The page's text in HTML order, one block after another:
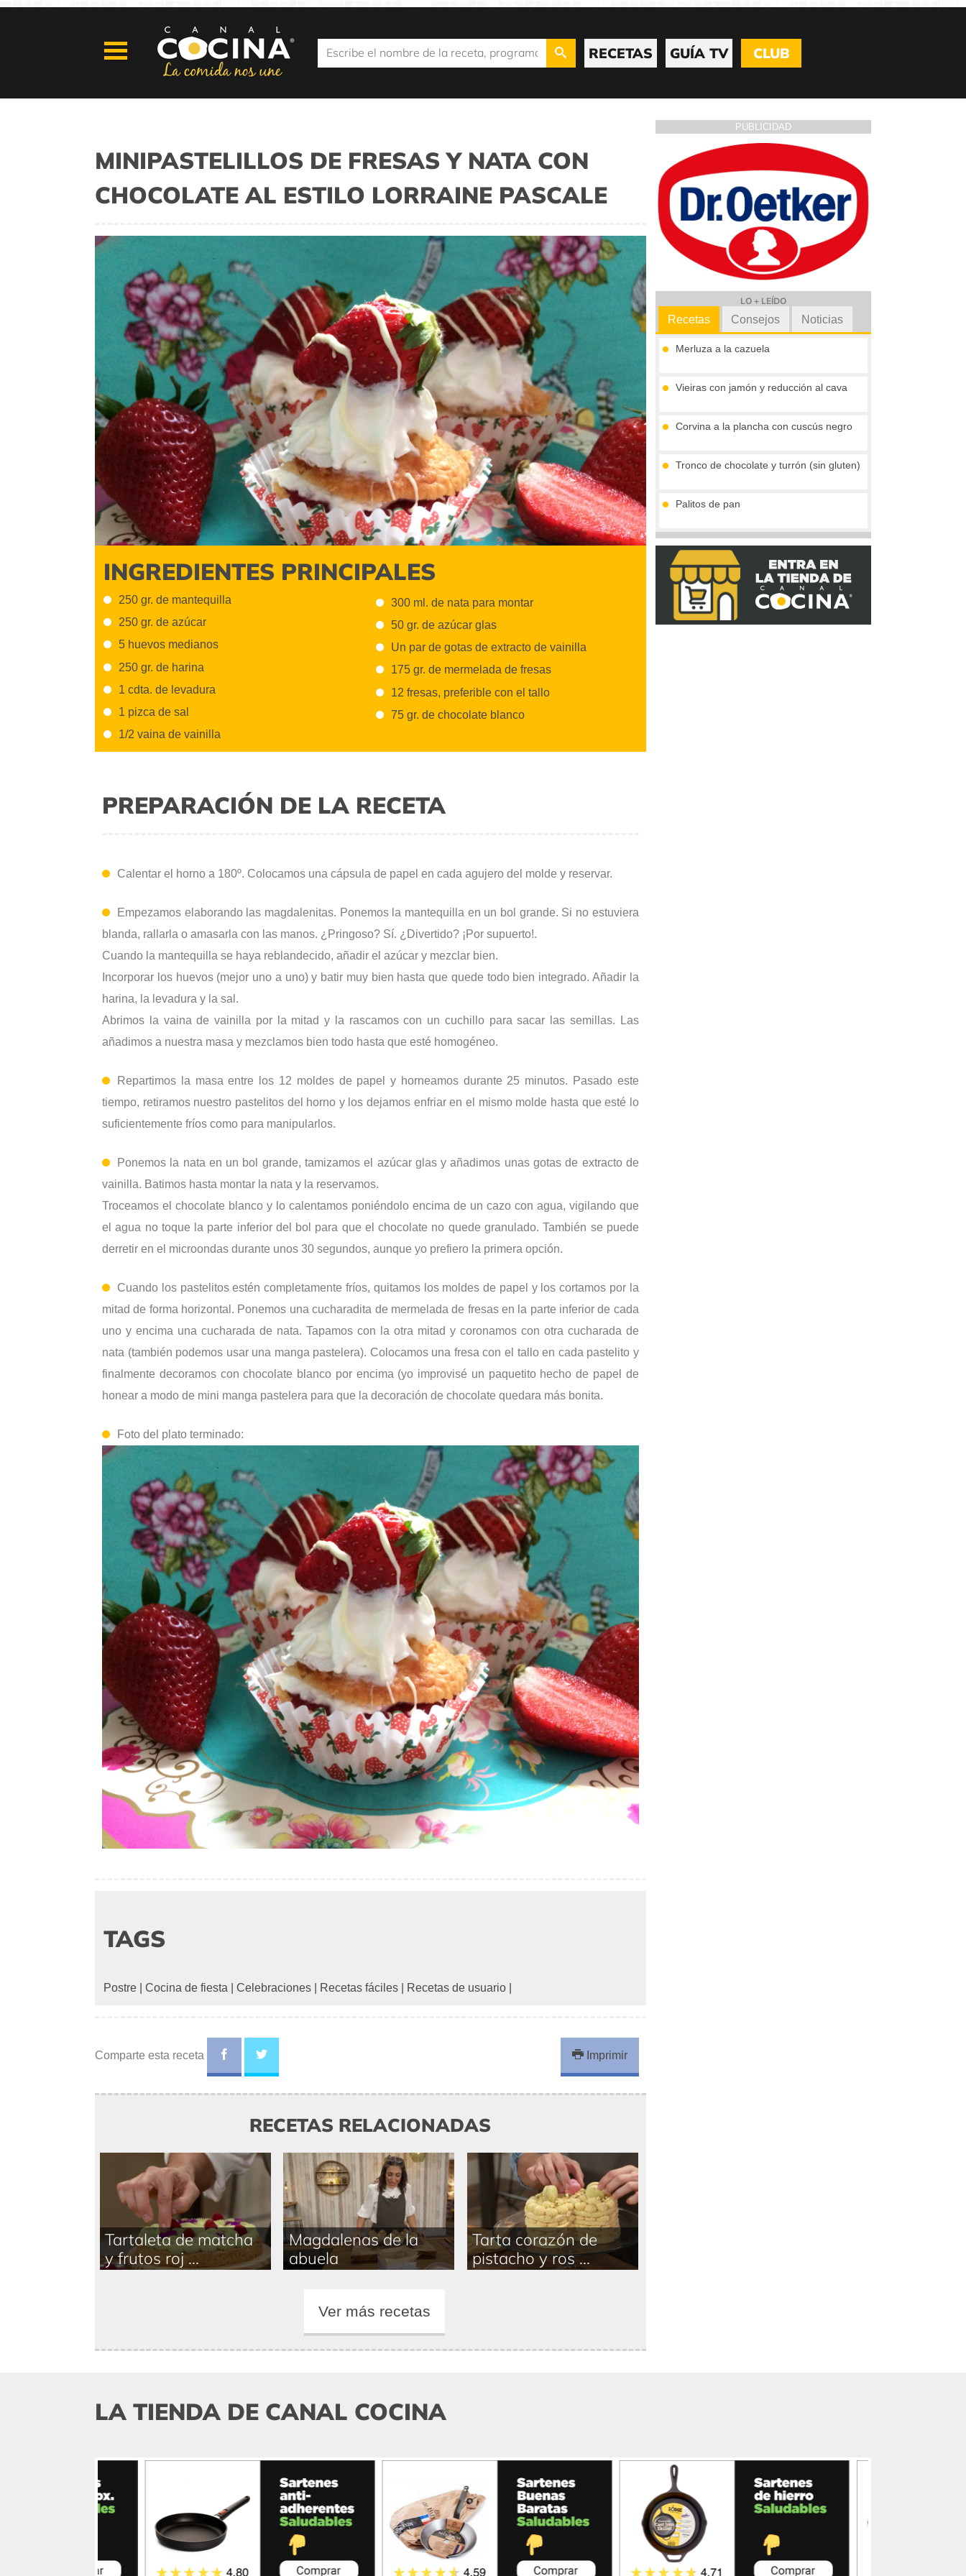
RECETAS GUÍA TV CLUB
MINIPASTELILLOS DE FRESAS Y NATA CON
CHOCOLATE AL ESTILO LORRAINE PASCALE
INGREDIENTES PRINCIPALES
250 gr. de mantequilla
250 gr. de azúcar
5 huevos medianos
250 gr. de harina
1 cdta. de levadura
1 pizca de sal
1/2 vaina de vainilla
300 ml. de nata para montar
50 gr. de azúcar glas
Un par de gotas de extracto de vainilla
175 gr. de mermelada de fresas
12 fresas, preferible con el tallo
75 gr. de chocolate blanco
PREPARACIÓN DE LA RECETA
Calentar el horno a 180º. Colocamos una cápsula de papel en cada agujero del molde y reservar.
Empezamos elaborando las magdalenitas. Ponemos la mantequilla en un bol grande. Si no estuviera
blanda, rallarla o amasarla con las manos. ¿Pringoso? Sí. ¿Divertido? ¡Por supuerto!.
Cuando la mantequilla se haya reblandecido, añadir el azúcar y mezclar bien.
Incorporar los huevos (mejor uno a uno) y batir muy bien hasta que quede todo bien integrado. Añadir la
harina, la levadura y la sal.
Abrimos la vaina de vainilla por la mitad y la rascamos con un cuchillo para sacar las semillas. Las
añadimos a nuestra masa y mezclamos bien todo hasta que esté homogéneo.
Repartimos la masa entre los 12 moldes de papel y horneamos durante 25 minutos. Pasado este
tiempo, retiramos nuestro pastelitos del horno y los dejamos enfriar en el mismo molde hasta que esté lo
suficientemente fríos como para manipularlos.
Ponemos la nata en un bol grande, tamizamos el azúcar glas y añadimos unas gotas de extracto de
vainilla. Batimos hasta montar la nata y la reservamos.
Troceamos el chocolate blanco y lo calentamos poniéndolo encima de un cazo con agua, vigilando que
el agua no toque la parte inferior del bol para que el chocolate no quede granulado. También se puede
derretir en el microondas durante unos 30 segundos, aunque yo prefiero la primera opción.
Cuando los pastelitos estén completamente fríos, quitamos los moldes de papel y los cortamos por la
mitad de forma horizontal. Ponemos una cucharadita de mermelada de fresas en la parte inferior de cada
uno y encima una cucharada de nata. Tapamos con la otra mitad y coronamos con otra cucharada de
nata (también podemos usar una manga pastelera). Colocamos una fresa con el tallo en cada pastelito y
finalmente decoramos con chocolate blanco por encima (yo improvisé un paquetito hecho de papel de
honear a modo de mini manga pastelera para que la decoración de chocolate quedara más bonita.
Foto del plato terminado:
TAGS
Postre Cocina de fiesta Celebraciones Recetas fáciles Recetas de usuario
Comparte esta receta Imprimir
RECETAS RELACIONADAS
Tartaleta de matcha
y frutos roj ...
Magdalenas de la
abuela
Tarta corazón de
pistacho y ros ...
Ver más recetas
PUBLICIDAD
LO + LEÍDO
Recetas
Merluza a la cazuela
Vieiras con jamón y reducción al cava
Corvina a la plancha con cuscús negro
Tronco de chocolate y turrón (sin gluten)
Palitos de pan
Compota de mango
Consejos Noticias
LA TIENDA DE CANAL COCINA